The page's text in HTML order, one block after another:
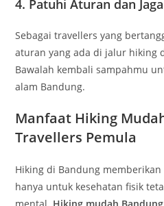
4. Patuhi Aturan dan
Sebagai travellers yang
aturan yang ada di jalur hiking
Bawalah kembali sampahmu
alam Bandung.
Manfaat Hiking
Travellers Pemula
Hiking di Bandung
hanya untuk kesehatan fisik